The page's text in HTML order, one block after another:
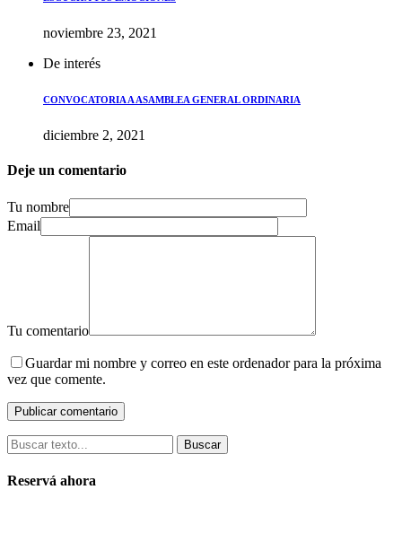
noviembre 23, 2021
De interés
CONVOCATORIA A ASAMBLEA GENERAL ORDINARIA
diciembre 2, 2021
Deje un comentario
Tu nombre
Email
Tu comentario
Guardar mi nombre y correo en este ordenador para la próxima
vez que comente.
Buscar
Reservá ahora